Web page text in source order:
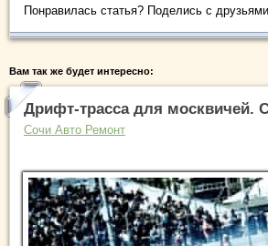
Понравилась статья? Поделись с
Вам так же будет интересно:
Дрифт-трасса для москвичей.
Сочи Авто Ремонт